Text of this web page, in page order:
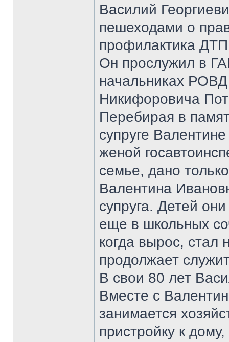
Василий
пешеходами о
профилактика
Он прослужил в
начальниках
Никифоровича
Перебирая в
супруге
женой
семье, дано
Валентина
супруга. Детей
еще в школьных
когда вырос, стал
продолжает
В свои 80 лет
Вместе с
занимается
пристройку к